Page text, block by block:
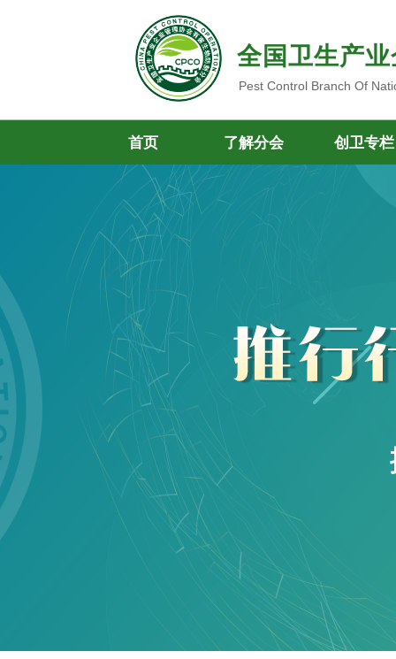
全国卫生产
Pest Control Branch Of
首页 了解分会 创卫专栏